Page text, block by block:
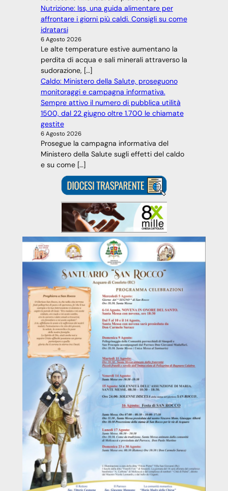
Nutrizione: Iss, una guida alimentare per
affrontare i giorni più caldi. Consigli su come
idratarsi
6 Agosto 2026
Le alte temperature estive aumentano la
perdita di acqua e sali minerali attraverso la
sudorazione, […]
Caldo: Ministero della Salute, proseguono
monitoraggi e campagna informativa.
Sempre attivo il numero di pubblica utilità
1500, dal 22 giugno oltre 1.700 le chiamate
gestite
6 Agosto 2026
Prosegue la campagna informativa del
Ministero della Salute sugli effetti del caldo
e su come […]